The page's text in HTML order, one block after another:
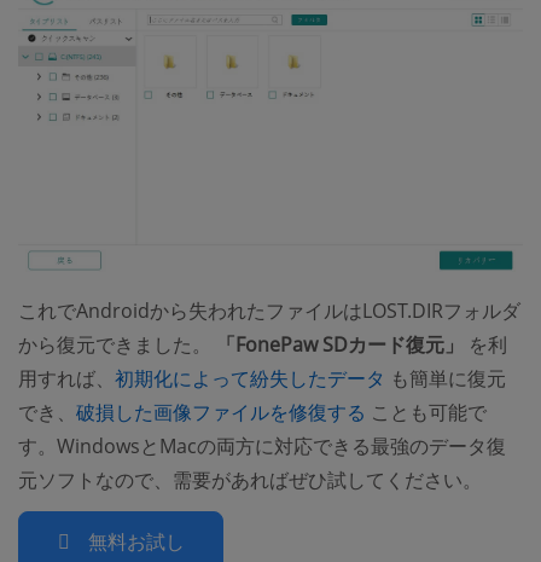
これでAndroidから失われたファイルはLOST.DIRフォルダ
から復元できました。
「FonePaw SDカード復元」
を利
用すれば、 初期化によって紛失したデータ (opens new
も簡単に復元
でき、 破損した画像ファイルを修復する (opens new
ことも可能で
す。WindowsとMacの両方に対応できる最強のデータ復
元ソフトなので、需要があればぜひ試してください。
無料お試し